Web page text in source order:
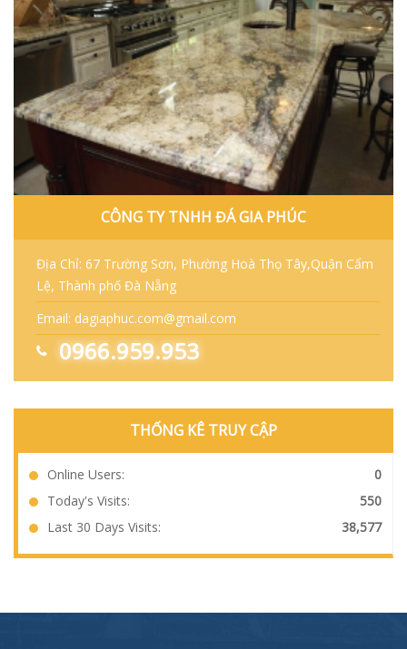
CÔNG TY TNHH ĐÁ GIA PHÚC
Địa Chỉ: 67 Trường Sơn, Phường Hoà Thọ Tây,Quận Cẩm
Lệ, Thành phố Đà Nẵng
Email: dagiaphuc.com@gmail.com
0966.959.953
THỐNG KÊ TRUY CẬP
Online Users:
0
Today's Visits:
550
Last 30 Days Visits:
38,577